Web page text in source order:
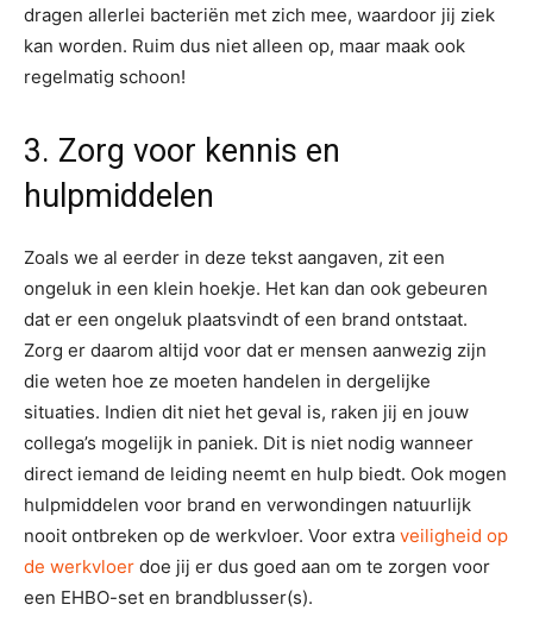
dragen allerlei bacteriën met zich mee, waardoor jij ziek
kan worden. Ruim dus niet alleen op, maar maak ook
regelmatig schoon!
3. Zorg voor kennis en
hulpmiddelen
Zoals we al eerder in deze tekst aangaven, zit een
ongeluk in een klein hoekje. Het kan dan ook gebeuren
dat er een ongeluk plaatsvindt of een brand ontstaat.
Zorg er daarom altijd voor dat er mensen aanwezig zijn
die weten hoe ze moeten handelen in dergelijke
situaties. Indien dit niet het geval is, raken jij en jouw
collega’s mogelijk in paniek. Dit is niet nodig wanneer
direct iemand de leiding neemt en hulp biedt. Ook mogen
hulpmiddelen voor brand en verwondingen natuurlijk
nooit ontbreken op de werkvloer. Voor extra veiligheid op
de werkvloer doe jij er dus goed aan om te zorgen voor
een EHBO-set en brandblusser(s).